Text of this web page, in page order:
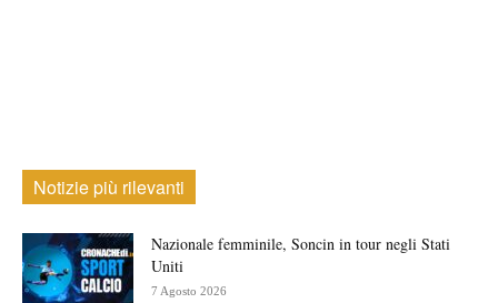
Notizie più rilevanti
Nazionale femminile, Soncin in tour negli Stati
Uniti
7 Agosto 2026